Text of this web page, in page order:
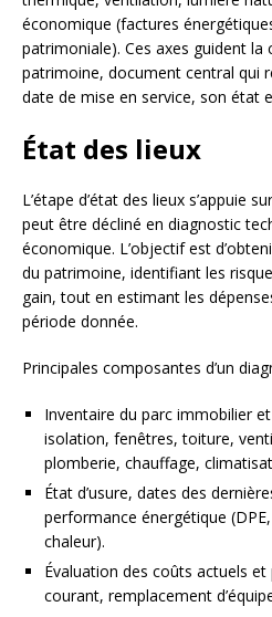
économique (factures
patrimoniale). Ces axes guident la
patrimoine, document central qui
date de mise en service, son état
État des lieux
L’étape d’état des lieux s’appuie
peut être décliné en diagnostic
économique. L’objectif est
du patrimoine, identifiant les
gain, tout en estimant les
période donnée.
Principales composantes d’un
Inventaire du parc immobilier
isolation, fenêtres, toiture,
plomberie, chauffage,
État d’usure, dates des
performance énergétique
chaleur).
Évaluation des coûts actuels
courant, remplacement